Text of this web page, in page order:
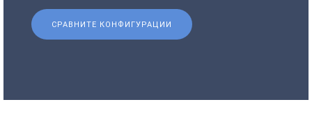
СРАВНИТЕ КОНФИГУРАЦИИ